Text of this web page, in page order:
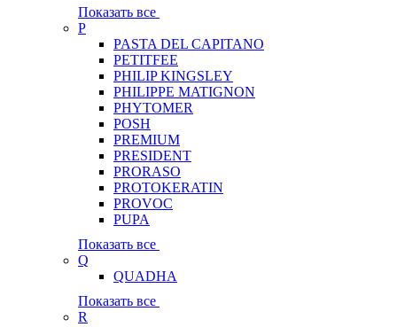
Показать все
P
PASTA DEL CAPITANO
PETITFEE
PHILIP KINGSLEY
PHILIPPE MATIGNON
PHYTOMER
POSH
PREMIUM
PRESIDENT
PRORASO
PROTOKERATIN
PROVOC
PUPA
Показать все
Q
QUADHA
Показать все
R